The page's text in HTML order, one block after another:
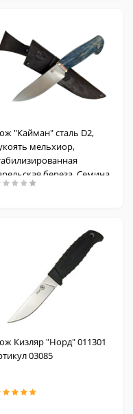
"Кайман" сталь D2,
мельхиор,
береза, Семина
Кизляр "Норд" 011301
03085